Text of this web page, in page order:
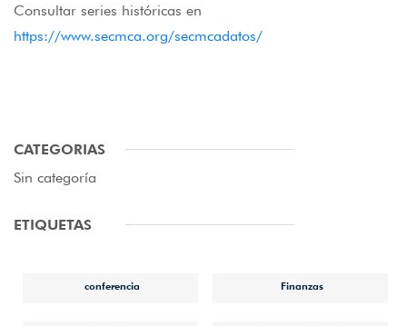
Consultar series históricas en
https://www.secmca.org/secmcadatos/
CATEGORIAS
Sin categoría
ETIQUETAS
conferencia Finanzas